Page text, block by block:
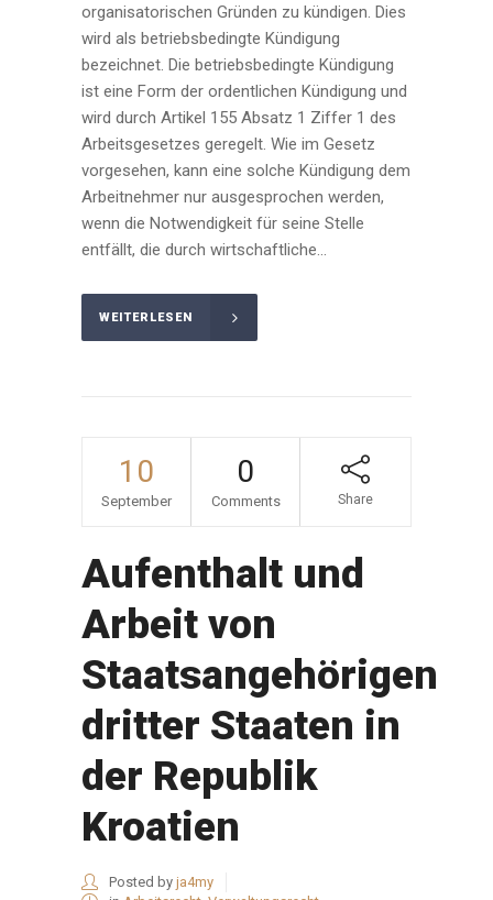
organisatorischen Gründen zu kündigen. Dies
wird als betriebsbedingte Kündigung
bezeichnet. Die betriebsbedingte Kündigung
ist eine Form der ordentlichen Kündigung und
wird durch Artikel 155 Absatz 1 Ziffer 1 des
Arbeitsgesetzes geregelt. Wie im Gesetz
vorgesehen, kann eine solche Kündigung dem
Arbeitnehmer nur ausgesprochen werden,
wenn die Notwendigkeit für seine Stelle
entfällt, die durch wirtschaftliche...
WEITERLESEN
10
September
0
Comments Share
Aufenthalt und
Arbeit von
Staatsangehörigen
dritter Staaten in
der Republik
Kroatien
Posted by ja4my